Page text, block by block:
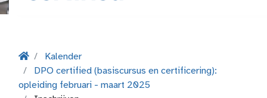
Kalender
DPO certified (basiscursus en certificering):
opleiding februari - maart 2025